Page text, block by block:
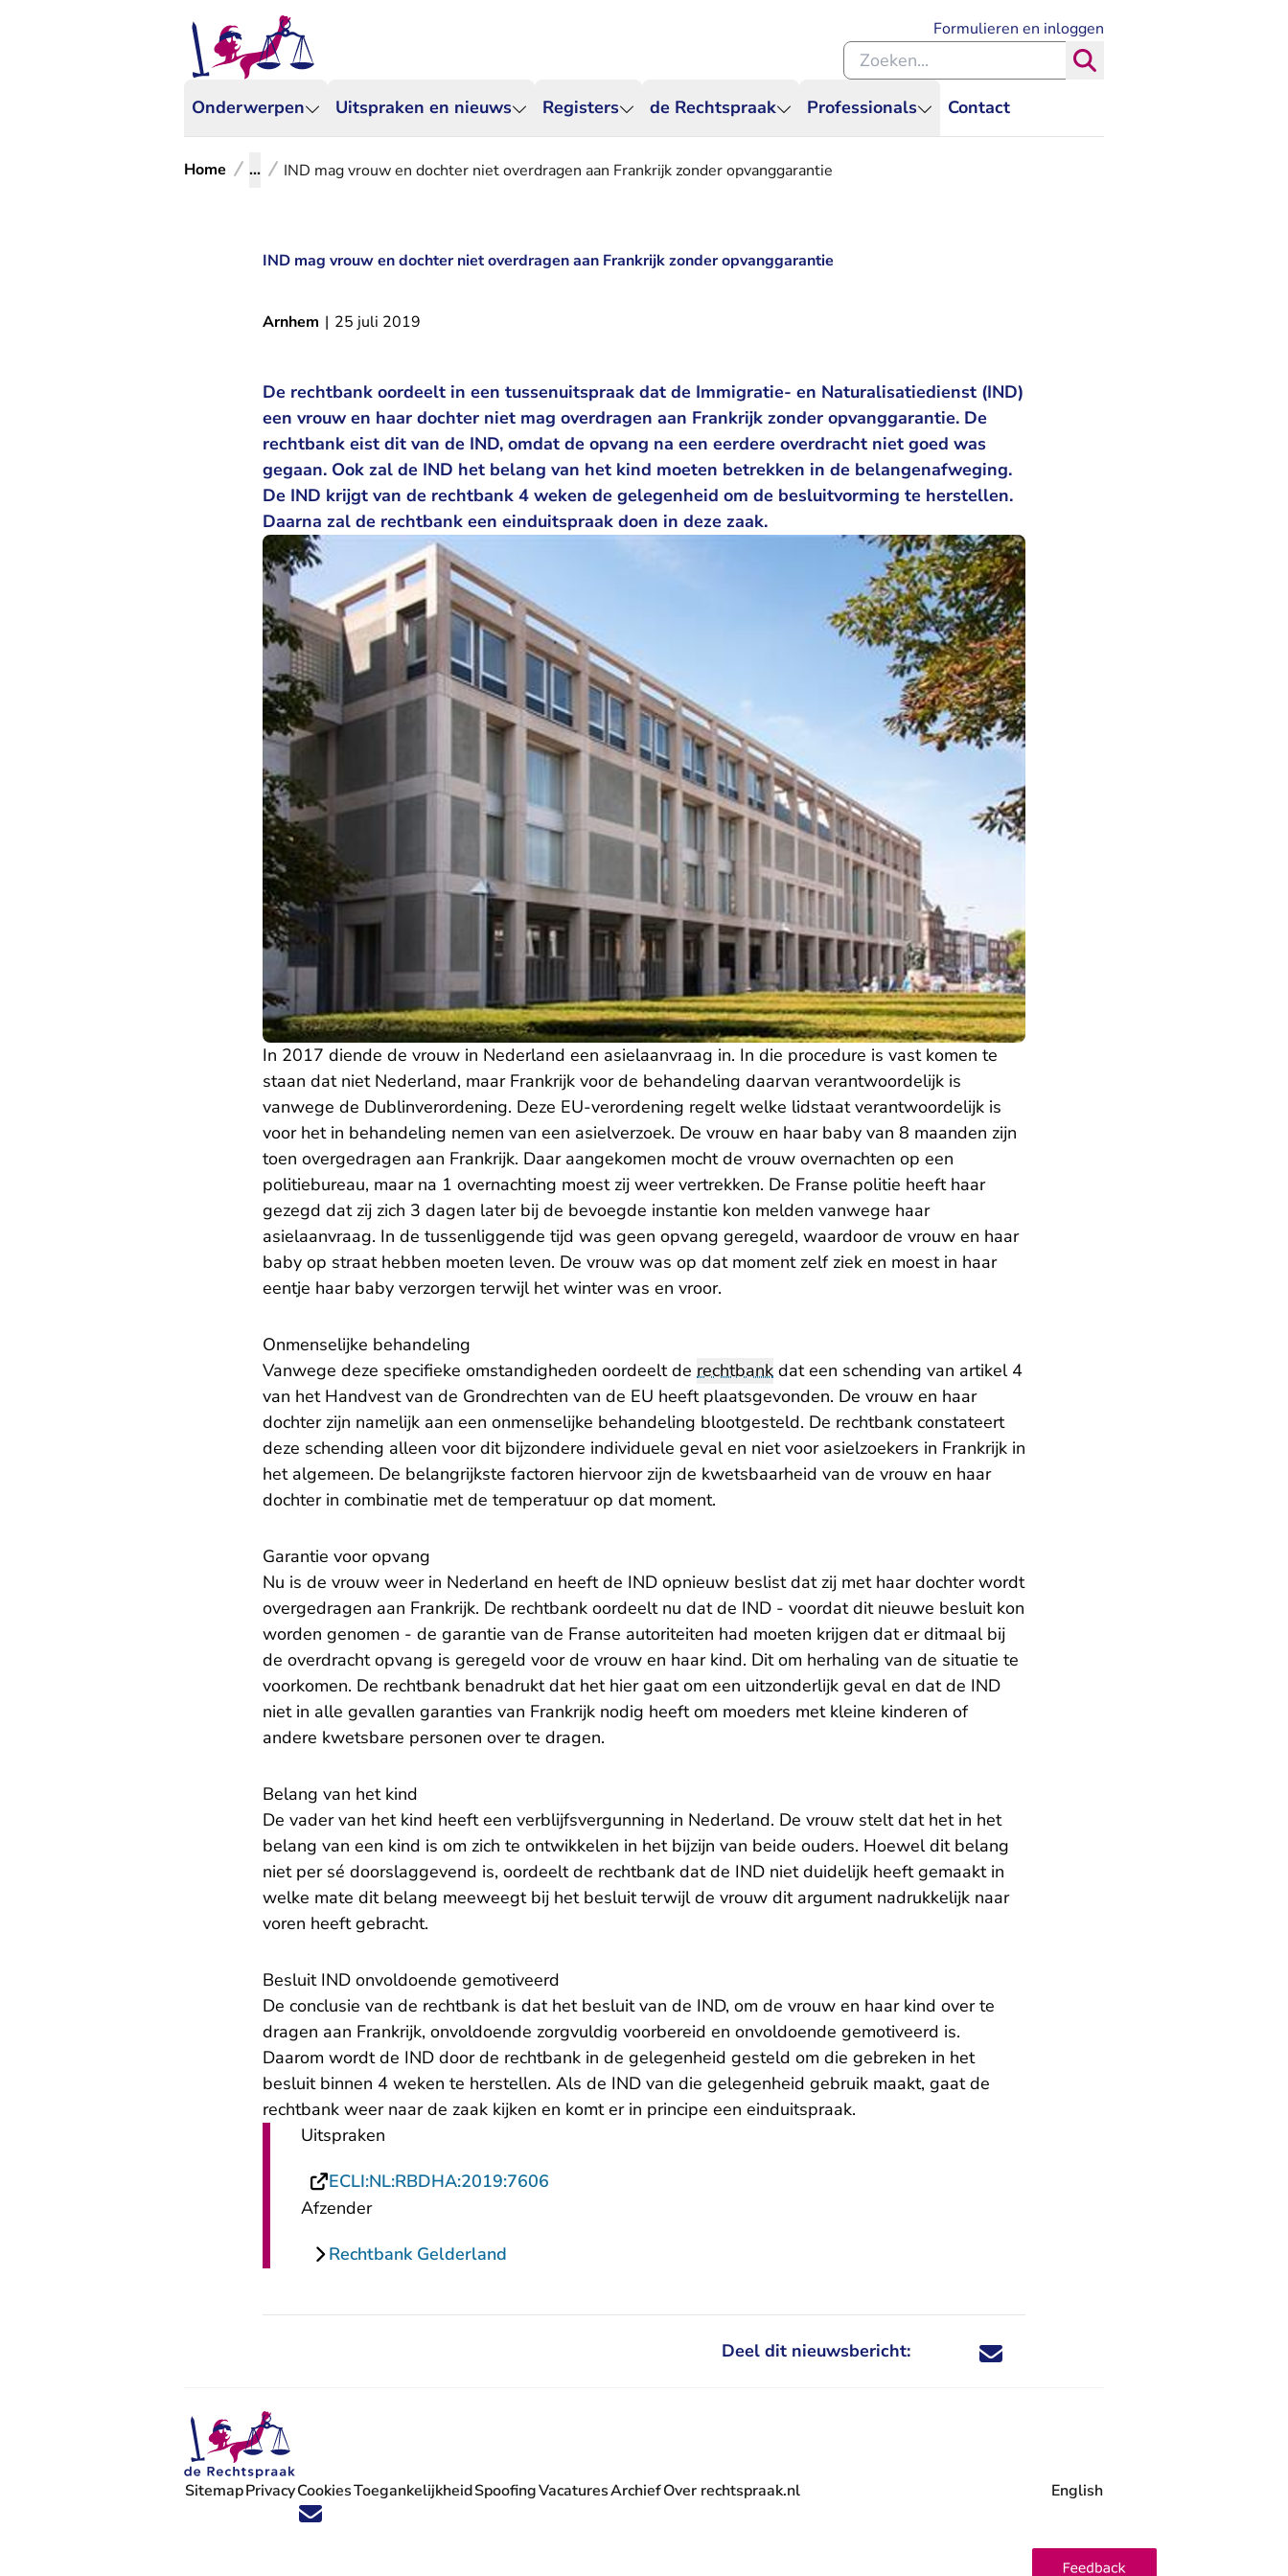
Onderwerpen Uitspraken en nieuws Registers de Rechtspraak Professionals Contact
Formulieren en inloggen
Zoeken binnen de Rechtspraak
Home ... IND mag vrouw en dochter niet overdragen aan Frankrijk zonder opvanggarantie
IND mag vrouw en dochter niet overdragen aan Frankrijk zonder opvanggarantie
Arnhem | 25 juli 2019
De rechtbank oordeelt in een tussenuitspraak dat de Immigratie- en Naturalisatiedienst (IND)
een vrouw en haar dochter niet mag overdragen aan Frankrijk zonder opvanggarantie. De
rechtbank eist dit van de IND, omdat de opvang na een eerdere overdracht niet goed was
gegaan. Ook zal de IND het belang van het kind moeten betrekken in de belangenafweging.
De IND krijgt van de rechtbank 4 weken de gelegenheid om de besluitvorming te herstellen.
Daarna zal de rechtbank een einduitspraak doen in deze zaak.
In 2017 diende de vrouw in Nederland een asielaanvraag in. In die procedure is vast komen te
staan dat niet Nederland, maar Frankrijk voor de behandeling daarvan verantwoordelijk is
vanwege de Dublinverordening. Deze EU-verordening regelt welke lidstaat verantwoordelijk is
voor het in behandeling nemen van een asielverzoek. De vrouw en haar baby van 8 maanden zijn
toen overgedragen aan Frankrijk. Daar aangekomen mocht de vrouw overnachten op een
politiebureau, maar na 1 overnachting moest zij weer vertrekken. De Franse politie heeft haar
gezegd dat zij zich 3 dagen later bij de bevoegde instantie kon melden vanwege haar
asielaanvraag. In de tussenliggende tijd was geen opvang geregeld, waardoor de vrouw en haar
baby op straat hebben moeten leven. De vrouw was op dat moment zelf ziek en moest in haar
eentje haar baby verzorgen terwijl het winter was en vroor.
Onmenselijke behandeling
Vanwege deze specifieke omstandigheden oordeelt de rechtbank dat een schending van artikel 4
van het Handvest van de Grondrechten van de EU heeft plaatsgevonden. De vrouw en haar
dochter zijn namelijk aan een onmenselijke behandeling blootgesteld. De rechtbank constateert
deze schending alleen voor dit bijzondere individuele geval en niet voor asielzoekers in Frankrijk in
het algemeen. De belangrijkste factoren hiervoor zijn de kwetsbaarheid van de vrouw en haar
dochter in combinatie met de temperatuur op dat moment.
Garantie voor opvang
Nu is de vrouw weer in Nederland en heeft de IND opnieuw beslist dat zij met haar dochter wordt
overgedragen aan Frankrijk. De rechtbank oordeelt nu dat de IND - voordat dit nieuwe besluit kon
worden genomen - de garantie van de Franse autoriteiten had moeten krijgen dat er ditmaal bij
de overdracht opvang is geregeld voor de vrouw en haar kind. Dit om herhaling van de situatie te
voorkomen. De rechtbank benadrukt dat het hier gaat om een uitzonderlijk geval en dat de IND
niet in alle gevallen garanties van Frankrijk nodig heeft om moeders met kleine kinderen of
andere kwetsbare personen over te dragen.
Belang van het kind
De vader van het kind heeft een verblijfsvergunning in Nederland. De vrouw stelt dat het in het
belang van een kind is om zich te ontwikkelen in het bijzijn van beide ouders. Hoewel dit belang
niet per sé doorslaggevend is, oordeelt de rechtbank dat de IND niet duidelijk heeft gemaakt in
welke mate dit belang meeweegt bij het besluit terwijl de vrouw dit argument nadrukkelijk naar
voren heeft gebracht.
Besluit IND onvoldoende gemotiveerd
De conclusie van de rechtbank is dat het besluit van de IND, om de vrouw en haar kind over te
dragen aan Frankrijk, onvoldoende zorgvuldig voorbereid en onvoldoende gemotiveerd is.
Daarom wordt de IND door de rechtbank in de gelegenheid gesteld om die gebreken in het
besluit binnen 4 weken te herstellen. Als de IND van die gelegenheid gebruik maakt, gaat de
rechtbank weer naar de zaak kijken en komt er in principe een einduitspraak.
Uitspraken
ECLI:NL:RBDHA:2019:7606
Afzender
Rechtbank Gelderland
Deel dit nieuwsbericht: Deel dit nieuwsbericht via X - U verlaat
Deel dit nieuwsbericht via Facebook - U
Deel dit nieuwsbericht via e-mail
Deel dit nieuwsbericht via LinkedIn - U
Volg ons op X (Twitter) - U verlaat Rechtspraak.nl
Volg ons op Facebook - U verlaat Rechtspraak.nl
Volg ons op Instagram - U verlaat Rechtspraak.nl
Volg ons op Youtube - U verlaat Rechtspraak.nl
Volg ons op LinkedIn - U verlaat Rechtspraak.nl
'Blijf op de hoogte' nieuwsbrief - U verlaat Rechtspraak.nl
SitemapPrivacyCookiesToegankelijkheidSpoofingVacatures
- U verlaat Rechtspraak.nl
ArchiefOver rechtspraak.nl English